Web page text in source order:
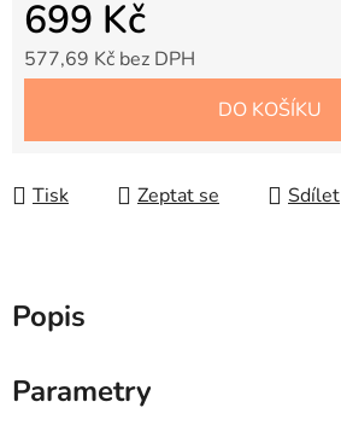
699 Kč
577,69 Kč bez DPH
DO KOŠÍKU
Tisk Zeptat se Sdílet
Popis
Parametry